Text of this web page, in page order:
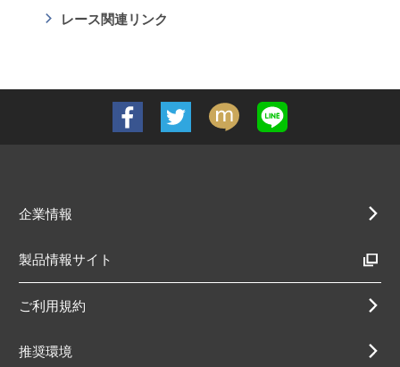
レース関連リンク
企業情報
製品情報サイト
ご利用規約
推奨環境